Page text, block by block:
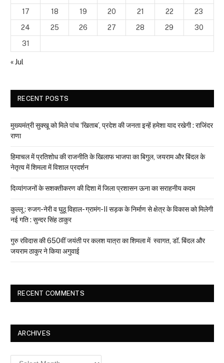
17
18 19 20 21 22
23
24
25 26 27 28 29
30
31
« Jul
RECENT POSTS
मुख्यमंत्री सुक्खू को मिले पांच ‘खिताब’, प्रदेश की जनता इन्हें हमेशा याद रखेगी : राजिंदर
राणा
हिमाचल में प्रतिशोध की राजनीति के खिलाफ भाजपा का बिगुल, जयराम और बिंदल के
नेतृत्व में शिमला में विशाल प्रदर्शन
दिव्यांगजनों के सशक्तीकरण की दिशा में जिला प्रशासन ऊना का सराहनीय कदम
कुल्लू : रुजग-नेरी व घुठू विहाल- ग्रामंग-II सड़क के निर्माण से क्षेत्र के विकास को मिलेगी
नई गति : सुन्दर सिंह ठाकुर
गुरु रविदास की 650वीं जयंती पर कलश यात्रा का शिमला में स्वागत, डॉ. बिंदल और
जयराम ठाकुर ने किया अगुवाई
RECENT COMMENTS
ARCHIVES
Archives